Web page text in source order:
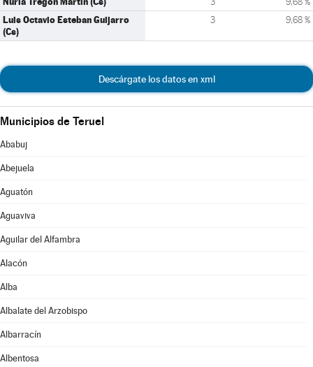
Luis Octavio Esteban Guijarro
(Cs)
3 9,68 %
Descárgate los datos en xml
Municipios de Teruel
Ababuj
Abejuela
Aguatón
Aguaviva
Aguilar del Alfambra
Alacón
Alba
Albalate del Arzobispo
Albarracín
Albentosa